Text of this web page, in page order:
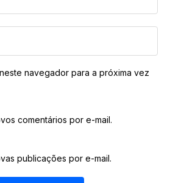
navegador para a próxima vez
comentários por e-mail.
publicações por e-mail.